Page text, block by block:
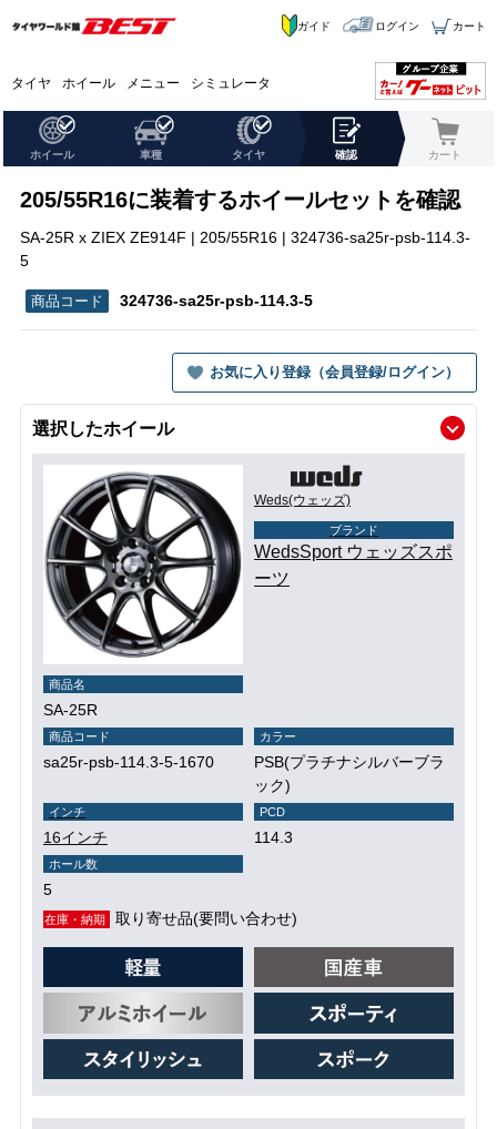
タイヤ ホイール メニュー シミュレータ
ガイド ログイン カート
ホイール 車種 タイヤ 確認 カート
205/55R16に装着するホイールセットを確認
SA-25R x ZIEX ZE914F | 205/55R16 | 324736-sa25r-psb-114.3-
5
324736-sa25r-psb-114.3-5
お気に入り登録（会員登録/ログイン）
選択したホイール
Weds(ウェッズ)
ブランド
WedsSport ウェッズスポ
ーツ
商品名
SA-25R
商品コード
sa25r-psb-114.3-5-1670
カラー
PSB(プラチナシルバーブラ
ック)
インチ
16インチ
PCD
114.3
ホール数
5
在庫・納期 取り寄せ品(要問い合わせ)